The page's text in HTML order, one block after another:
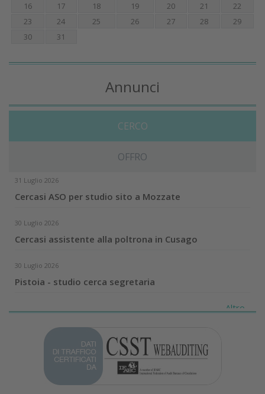
16
17 18 19 20 21
22
23
24 25 26 27 28
29
30
31
Annunci
CERCO
OFFRO
31 Luglio 2026
Cercasi ASO per studio sito a Mozzate
30 Luglio 2026
Cercasi assistente alla poltrona in Cusago
30 Luglio 2026
Pistoia - studio cerca segretaria
Altro...